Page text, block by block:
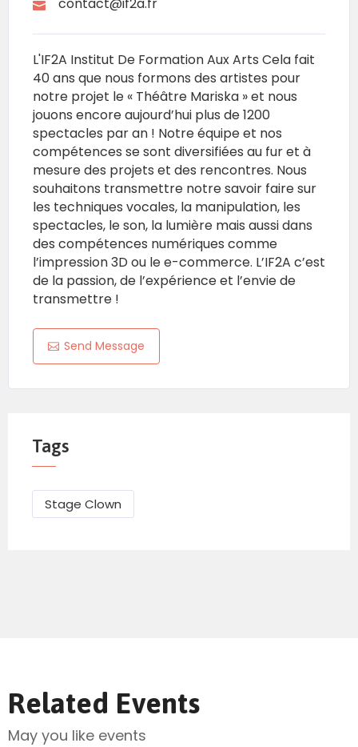
contact@if2a.fr
L'IF2A Institut De Formation Aux Arts Cela fait
40 ans que nous formons des artistes pour
notre projet le « Théâtre Mariska » et nous
jouons encore aujourd’hui plus de 1200
spectacles par an ! Notre équipe et nos
compétences se sont diversifiées au fur et à
mesure des projets et des rencontres. Nous
souhaitons transmettre notre savoir faire sur
les techniques vocales, la manipulation, les
spectacles, le son, la lumière mais aussi dans
des compétences numériques comme
l’impression 3D ou le e-commerce. L’IF2A c’est
de la passion, de l’expérience et l’envie de
transmettre !
Send Message
Tags
Stage Clown
Related Events
May you like events